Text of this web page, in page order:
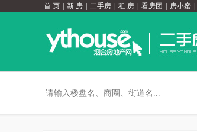
首 页 新 房 二手房 租 房 看房团 房小蜜